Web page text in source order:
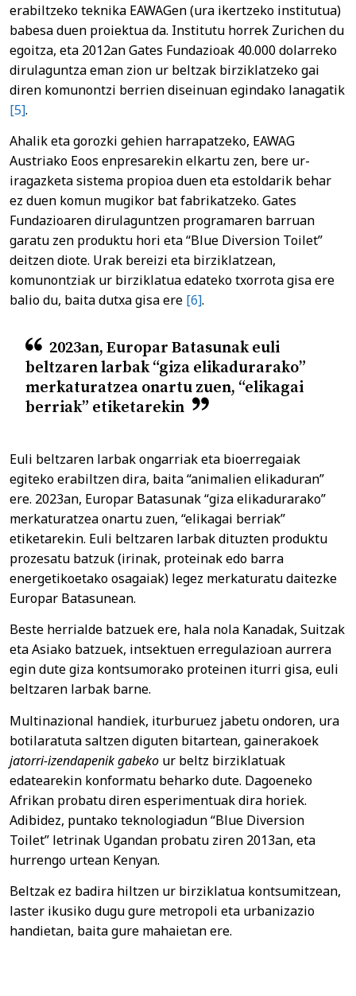
erabiltzeko teknika EAWAGen (ura ikertzeko institutua)
babesa duen proiektua da. Institutu horrek Zurichen du
egoitza, eta 2012an Gates Fundazioak 40.000 dolarreko
dirulaguntza eman zion ur beltzak birziklatzeko gai
diren komunontzi berrien diseinuan egindako lanagatik
[5].
Ahalik eta gorozki gehien harrapatzeko, EAWAG
Austriako Eoos enpresarekin elkartu zen, bere ur-
iragazketa sistema propioa duen eta estoldarik behar
ez duen komun mugikor bat fabrikatzeko. Gates
Fundazioaren dirulaguntzen programaren barruan
garatu zen produktu hori eta “Blue Diversion Toilet”
deitzen diote. Urak bereizi eta birziklatzean,
komunontziak ur birziklatua edateko txorrota gisa ere
balio du, baita dutxa gisa ere [6].
2023an, Europar Batasunak euli
beltzaren larbak “giza elikadurarako”
merkaturatzea onartu zuen, “elikagai
berriak” etiketarekin
Euli beltzaren larbak ongarriak eta bioerregaiak
egiteko erabiltzen dira, baita “animalien elikaduran”
ere. 2023an, Europar Batasunak “giza elikadurarako”
merkaturatzea onartu zuen, “elikagai berriak”
etiketarekin. Euli beltzaren larbak dituzten produktu
prozesatu batzuk (irinak, proteinak edo barra
energetikoetako osagaiak) legez merkaturatu daitezke
Europar Batasunean.
Beste herrialde batzuek ere, hala nola Kanadak, Suitzak
eta Asiako batzuek, intsektuen erregulazioan aurrera
egin dute giza kontsumorako proteinen iturri gisa, euli
beltzaren larbak barne.
Multinazional handiek, iturburuez jabetu ondoren, ura
botilaratuta saltzen diguten bitartean, gainerakoek
jatorri-izendapenik gabeko ur beltz birziklatuak
edatearekin konformatu beharko dute. Dagoeneko
Afrikan probatu diren esperimentuak dira horiek.
Adibidez, puntako teknologiadun “Blue Diversion
Toilet” letrinak Ugandan probatu ziren 2013an, eta
hurrengo urtean Kenyan.
Beltzak ez badira hiltzen ur birziklatua kontsumitzean,
laster ikusiko dugu gure metropoli eta urbanizazio
handietan, baita gure mahaietan ere.